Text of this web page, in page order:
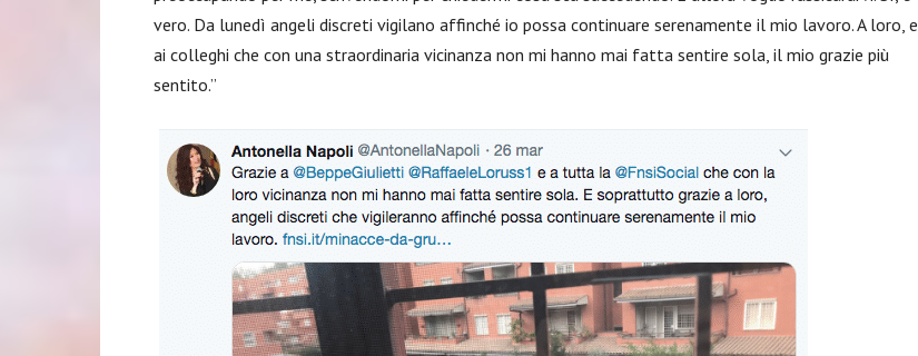
vero. Da lunedì angeli discreti vigilano affinché io possa continuare serenamente il mio lavoro. A loro, e
ai colleghi che con una straordinaria vicinanza non mi hanno mai fatta sentire sola, il mio grazie più
sentito.”